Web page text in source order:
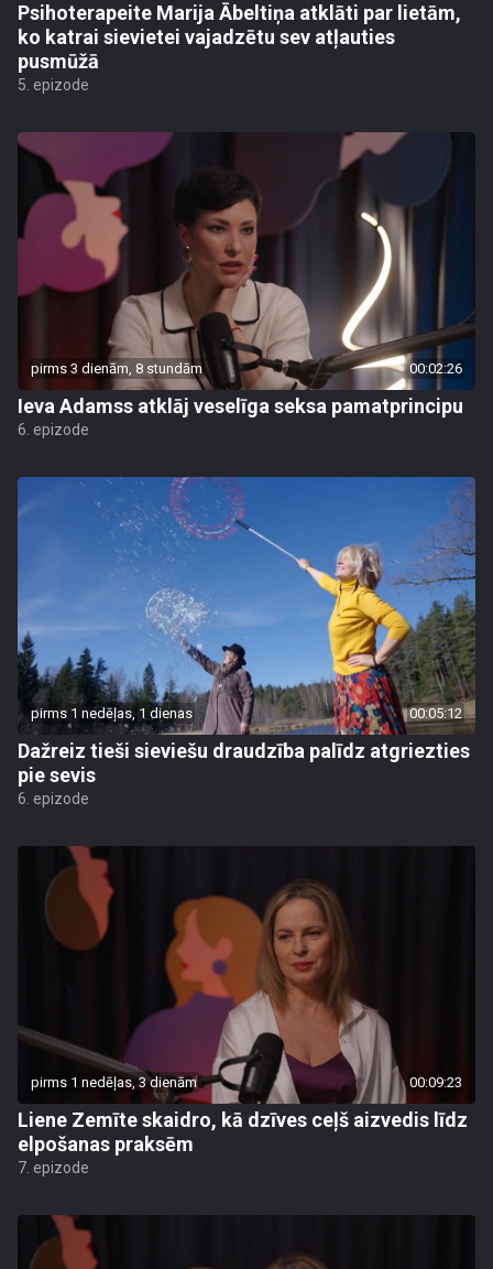
Psihoterapeite Marija Ābeltiņa atklāti par lietām,
ko katrai sievietei vajadzētu sev atļauties
pusmūžā
5. epizode
pirms 3 dienām, 8 stundām 00:02:26
Ieva Adamss atklāj veselīga seksa pamatprincipu
6. epizode
pirms 1 nedēļas, 1 dienas 00:05:12
Dažreiz tieši sieviešu draudzība palīdz atgriezties
pie sevis
6. epizode
pirms 1 nedēļas, 3 dienām 00:09:23
Liene Zemīte skaidro, kā dzīves ceļš aizvedis līdz
elpošanas praksēm
7. epizode